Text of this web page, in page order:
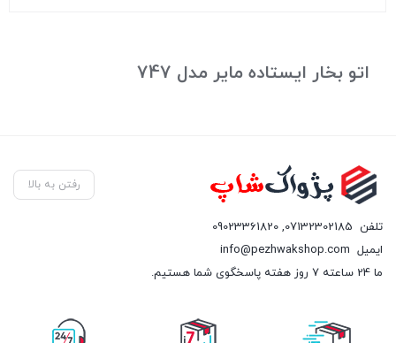
اتو بخار ایستاده مایر مدل 747
رفتن به بالا
تلفن 07132302185
,
09023361820
ایمیل info@pezhwakshop.com
ما 24 ساعته 7 روز هفته پاسخگوی شما هستیم.